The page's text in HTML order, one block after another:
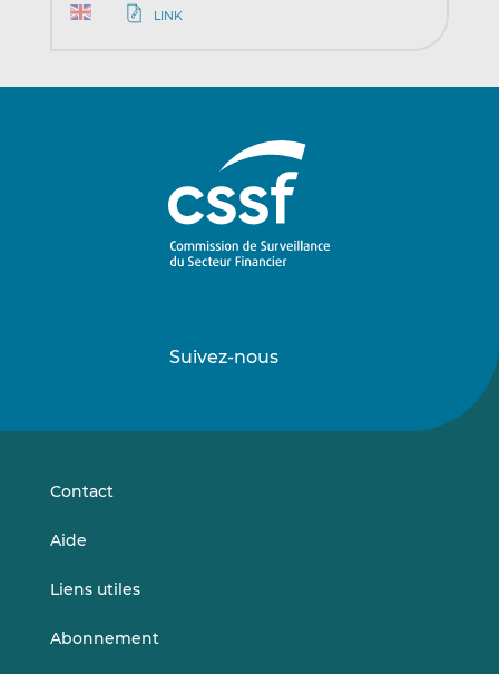
LINK
Suivez-nous
sursur
Contact
Aide
Liens utiles
Abonnement